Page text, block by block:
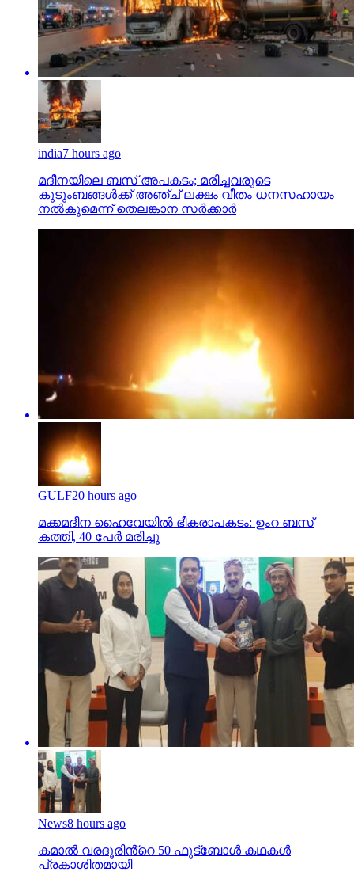
india7 hours ago
മദീനയിലെ ബസ് അപകടം; മരിച്ചവരുടെ
കുടുംബങ്ങള്‍ക്ക് അഞ്ച് ലക്ഷം വീതം ധനസഹായം
നല്‍കുമെന്ന് തെലങ്കാന സര്‍ക്കാര്‍
GULF20 hours ago
മക്കമദീന ഹൈവേയില്‍ ഭീകരാപകടം: ഉംറ ബസ്
കത്തി, 40 പേര്‍ മരിച്ചു
News8 hours ago
കമാൽ വരദൂരിൻ്റെ 50 ഫുട്ബോൾ കഥകൾ
പ്രകാശിതമായി